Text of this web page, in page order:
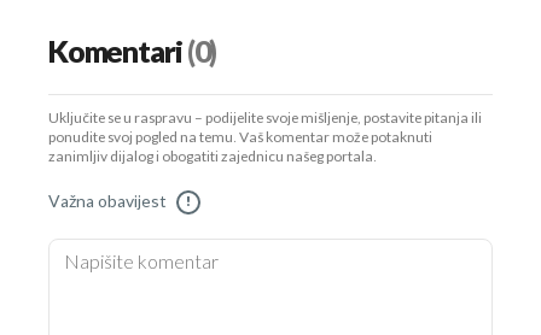
Komentari(0)
Uključite se u raspravu – podijelite svoje mišljenje, postavite pitanja ili
ponudite svoj pogled na temu. Vaš komentar može potaknuti
zanimljiv dijalog i obogatiti zajednicu našeg portala.
Važna obavijest !